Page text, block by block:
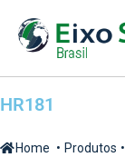
HR181
Home • Produtos •